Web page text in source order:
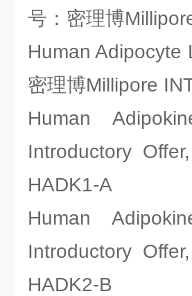
号：密理博
Human Adipocyte
密理博Millipore
Human
Introductory
HADK1-A
Human
Introductory
HADK2-B